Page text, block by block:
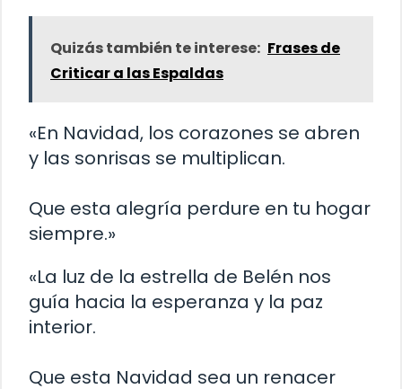
Quizás también te interese: Frases de
Criticar a las Espaldas
«En Navidad, los corazones se abren
y las sonrisas se multiplican.
Que esta alegría perdure en tu hogar
siempre.»
«La luz de la estrella de Belén nos
guía hacia la esperanza y la paz
interior.
Que esta Navidad sea un renacer